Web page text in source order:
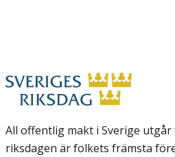
All offentlig makt i Sverige
riksdagen är folkets främsta